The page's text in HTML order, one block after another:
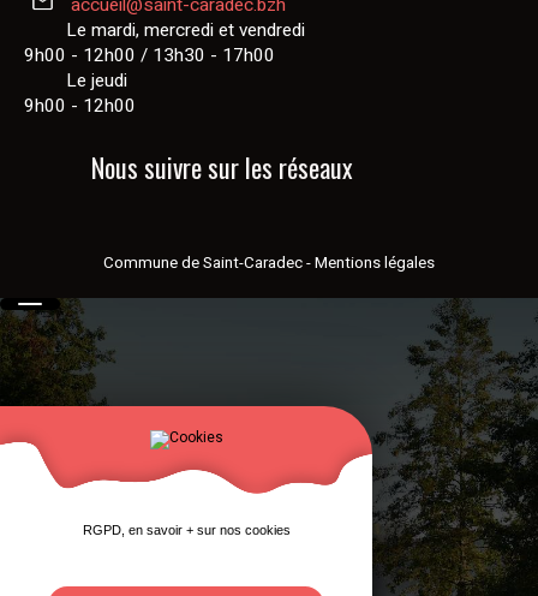
Le mardi, mercredi et vendredi
9h00 - 12h00 / 13h30 - 17h00
Le jeudi
9h00 - 12h00
Nous suivre sur les réseaux
Commune de Saint-Caradec-Mentions légales
RGPD, en savoir + sur nos cookies